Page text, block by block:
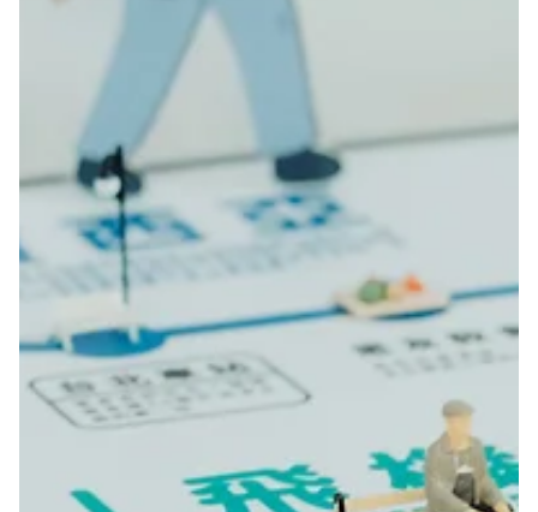
碗粿大姐與社工的議題女子會｜講座側記
這個月初，我們為《門裡的說書人》展覽辦了系列講座，是場找來碗粿大姐與
社工珈羽，從流浪歷程聊到收容過渡期，更把女性無家者服務的裡裡外外都聊
透透的議題女子會！展覽最後一週，隨著志工 Nina 的視角來緩緩回顧吧～